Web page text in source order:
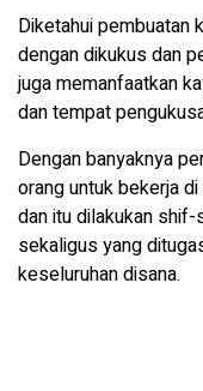
Diketahui pembuatan
dengan dikukus dan
juga memanfaatkan
dan tempat
Dengan banyaknya
orang untuk bekerja
dan itu dilakukan shif-
sekaligus yang
keseluruhan disana.